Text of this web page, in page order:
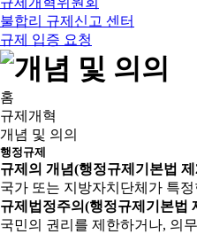
불합리 규제신고 센터
규제 입증 요청
홈
규제개혁
개념 및 의의
행정규제
규제의 개념(행정규제기본법
국가 또는 지방자치단체가 특
규제법정주의(행정규제기본법
국민의 권리를 제한하거나, 의